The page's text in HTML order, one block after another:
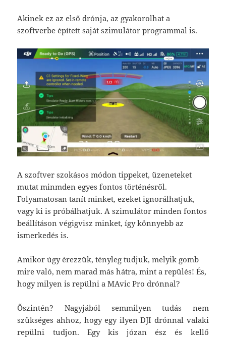
Akinek ez az első drónja, az gyakorolhat a
szoftverbe épített saját szimulátor programmal is.
A szoftver szokásos módon tippeket, üzeneteket
mutat minmden egyes fontos történésről.
Folyamatosan tanít minket, ezeket ignorálhatjuk,
vagy ki is próbálhatjuk. A szimulátor minden fontos
beállításon végigvisz minket, így könnyebb az
ismerkedés is.
Amikor úgy érezzük, tényleg tudjuk, melyik gomb
mire való, nem marad más hátra, mint a repülés! És,
hogy milyen is repülni a MAvic Pro drónnal?
Őszintén? Nagyjából semmilyen tudás nem
szükséges ahhoz, hogy egy ilyen DJI drónnal valaki
repülni tudjon. Egy kis józan ész és kellő